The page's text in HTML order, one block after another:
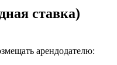
ставка)
арендодателю: